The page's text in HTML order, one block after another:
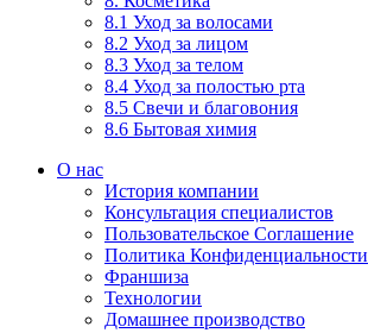
8.1 Уход за волосами
8.2 Уход за лицом
8.3 Уход за телом
8.4 Уход за полостью рта
8.5 Свечи и благовония
8.6 Бытовая химия
О нас
История компании
Консультация специалистов
Пользовательское Соглашение
Политика Конфиденциальности
Франшиза
Технологии
Домашнее производство